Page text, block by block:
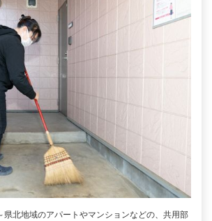
県北地域のアパートやマンションなどの、共用部